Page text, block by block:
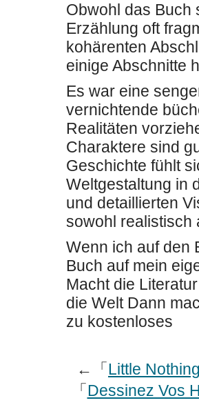
Obwohl das Buch
Erzählung oft
kohärenten
einige Abschnitte
Es war eine
vernichtende
Realitäten
Charaktere sind
Geschichte fühlt
Weltgestaltung in
und detaillierten
sowohl realistisch
Wenn ich auf den
Buch auf mein
Macht die
die Welt Dann
zu kostenloses
←「Little
「Dessinez Vos